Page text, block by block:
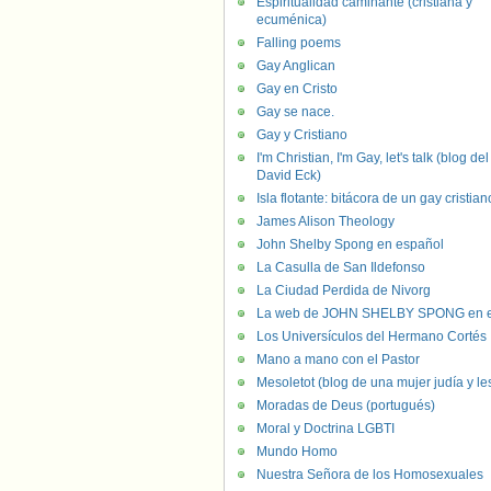
ecuménica)
Falling poems
Gay Anglican
Gay en Cristo
Gay se nace.
Gay y Cristiano
I'm Christian, I'm Gay, let's talk (blog del
David Eck)
Isla flotante: bitácora de un gay
James Alison Theology
John Shelby Spong en español
La Casulla de San Ildefonso
La Ciudad Perdida de Nivorg
La web de JOHN SHELBY SPONG en
Los Universículos del Hermano Cortés
Mano a mano con el Pastor
Mesoletot (blog de una mujer judía y
Moradas de Deus (portugués)
Moral y Doctrina LGBTI
Mundo Homo
Nuestra Señora de los Homosexuales